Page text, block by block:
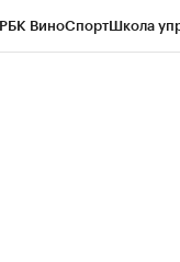
РБК ВиноСпортШкола